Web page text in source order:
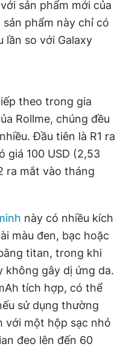
cấp ngày 24.3.2020
Báo Thanh Niên. Cấm sao
có sự chấp thuận bằng văn
JSC.
sản phẩm mới của
sản phẩm này chỉ có
lần so với Galaxy
theo trong gia
Rollme, chúng đều
Đầu tiên là R1 ra
giá 100 USD (2,53
ra mắt vào tháng
này có nhiều kích
màu đen, bạc hoặc
titan, trong khi
không gây dị ứng da.
tích hợp, có thể
sử dụng thường
với một hộp sạc nhỏ
đeo lên đến 60